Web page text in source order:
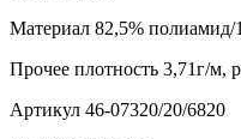
Материал 82,5% полиамид/
Прочее плотность 3,71г/м,
Артикул 46-07320/20/6820